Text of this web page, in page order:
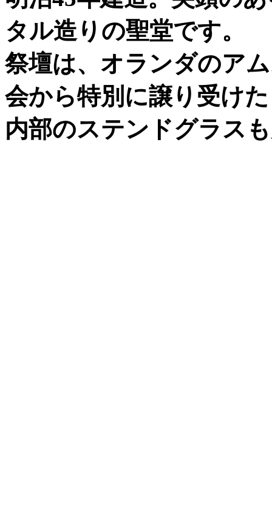
タル造りの聖堂です。
祭壇は、オランダのア
会から特別に譲り受け
内部のステンドグラス